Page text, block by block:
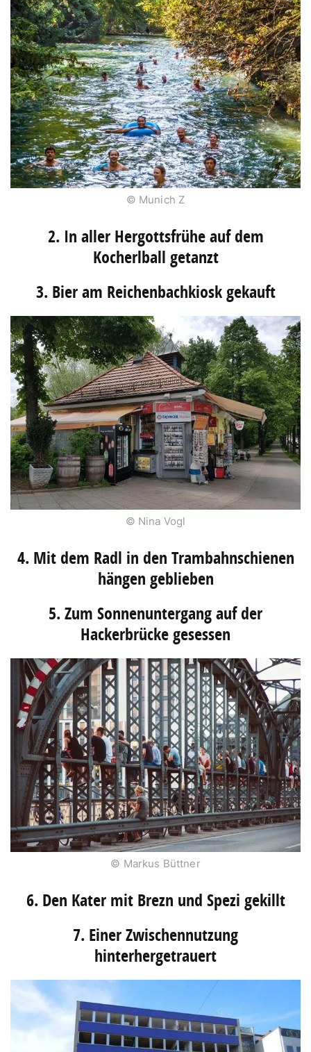
© Munich Z
2. In aller Hergottsfrühe auf dem
Kocherlball getanzt
3. Bier am Reichenbachkiosk gekauft
© Nina Vogl
4. Mit dem Radl in den Trambahnschienen
hängen geblieben
5. Zum Sonnenuntergang auf der
Hackerbrücke gesessen
© Markus Büttner
6. Den Kater mit Brezn und Spezi gekillt
7. Einer Zwischennutzung
hinterhergetrauert